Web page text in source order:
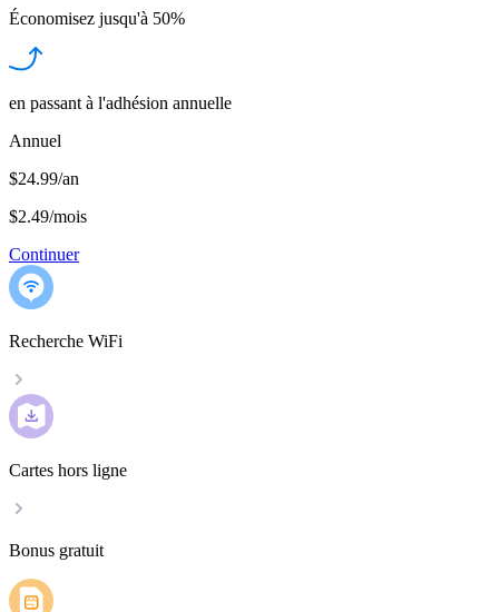
Économisez jusqu'à 50%
en passant à l'adhésion annuelle
Annuel
$24.99/an
$2.49/mois
Continuer
Recherche WiFi
Cartes hors ligne
Bonus gratuit